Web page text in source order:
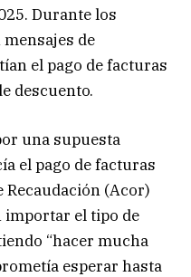
Durante los
de
el pago de facturas
descuento.
una supuesta
el pago de facturas
Recaudación (Acor)
importar el tipo de
“hacer mucha
esperar hasta